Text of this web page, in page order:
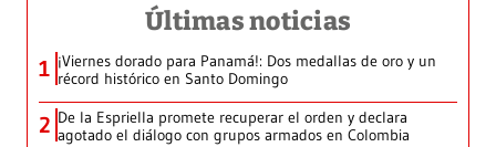
Últimas noticias
1 ¡Viernes dorado para Panamá!: Dos medallas de oro y un
récord histórico en Santo Domingo
2 De la Espriella promete recuperar el orden y declara
agotado el diálogo con grupos armados en Colombia